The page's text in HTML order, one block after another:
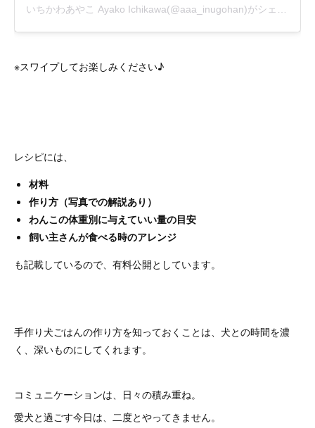
※スワイプしてお楽しみください♪
レシピには、
材料
作り方（写真での解説あり）
わんこの体重別に与えていい量の目安
飼い主さんが食べる時のアレンジ
も記載しているので、有料公開としています。
手作り犬ごはんの作り方を知っておくことは、犬との時間を濃
く、深いものにしてくれます。
コミュニケーションは、日々の積み重ね。
愛犬と過ごす今日は、二度とやってきません。